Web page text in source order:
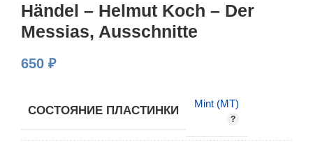
Händel – Helmut Koch – Der
Messias, Ausschnitte
650 ₽
СОСТОЯНИЕ ПЛАСТИНКИ
Mint (MT)